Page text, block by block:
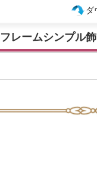
ダ
レームシンプル